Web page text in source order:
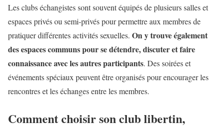
Les clubs échangistes sont souvent équipés de plusieurs salles et
espaces privés ou semi-privés pour permettre aux membres de
pratiquer différentes activités sexuelles. On y trouve également
des espaces communs pour se détendre, discuter et faire
connaissance avec les autres participants. Des soirées et
événements spéciaux peuvent être organisés pour encourager les
rencontres et les échanges entre les membres.
Comment choisir son club libertin,